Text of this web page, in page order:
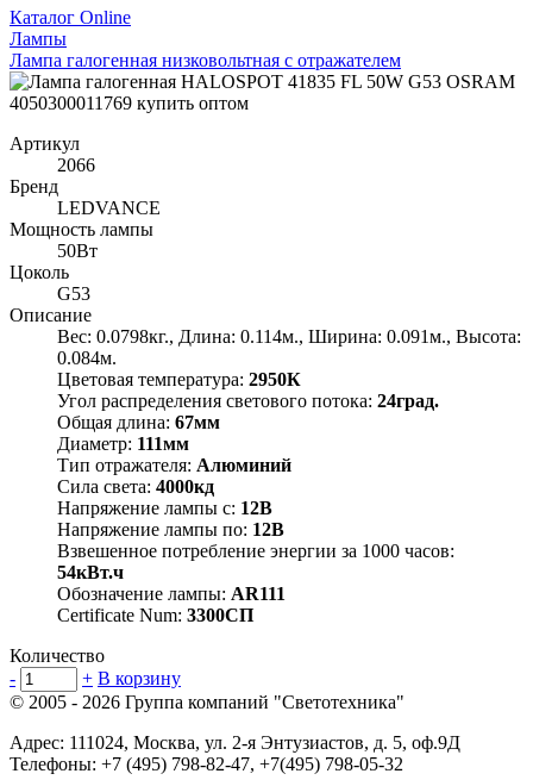
Каталог Online
Лампы
Лампа галогенная низковольтная с отражателем
Артикул
2066
Бренд
LEDVANCE
Мощность лампы
50Вт
Цоколь
G53
Описание
Вес: 0.0798кг., Длина: 0.114м., Ширина: 0.091м., Высота:
0.084м.
Цветовая температура: 2950К
Угол распределения светового потока: 24град.
Общая длина: 67мм
Диаметр: 111мм
Тип отражателя: Алюминий
Сила света: 4000кд
Напряжение лампы с: 12В
Напряжение лампы по: 12В
Взвешенное потребление энергии за 1000 часов:
54кВт.ч
Обозначение лампы: AR111
Certificate Num: 3300СП
Количество
-
+ В корзину
© 2005 - 2026 Группа компаний "Светотехника"
Адрес: 111024, Москва, ул. 2-я Энтузиастов, д. 5, оф.9Д
Телефоны: +7 (495) 798-82-47, +7(495) 798-05-32